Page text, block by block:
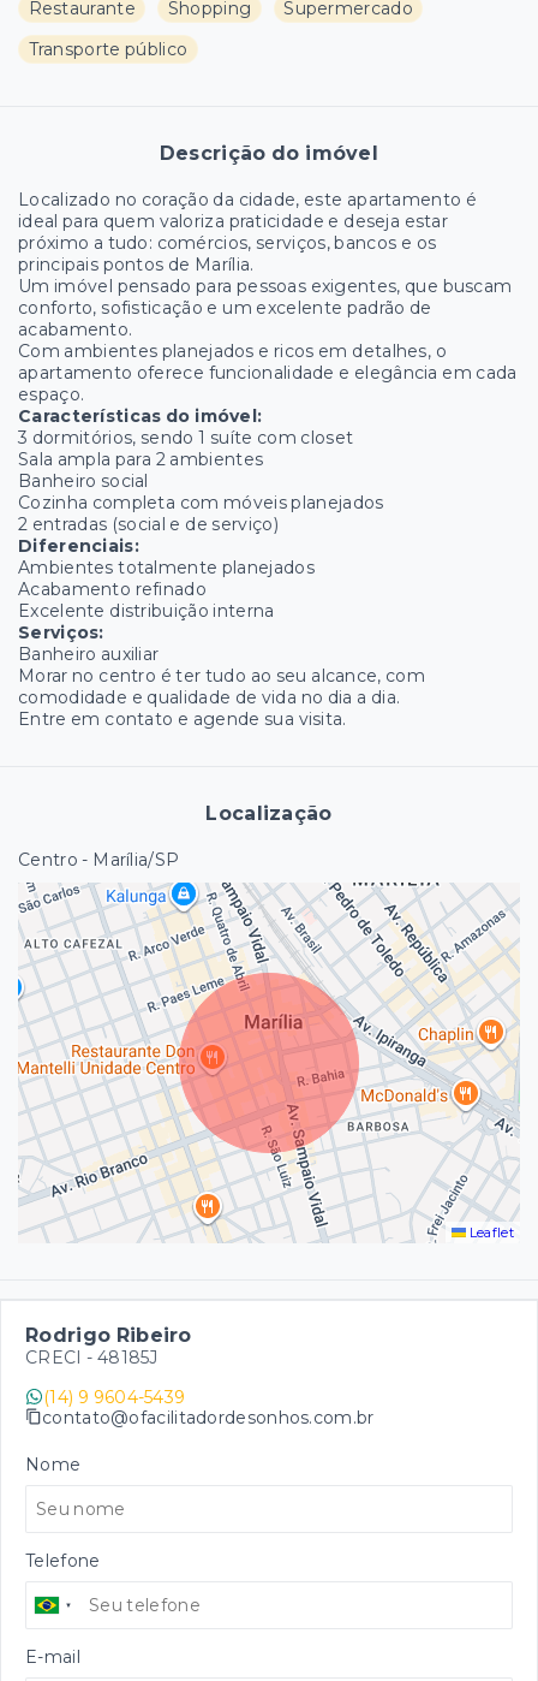
Restaurante
Shopping
Supermercado
Transporte público
Descrição do imóvel
Localizado no coração da cidade, este apartamento é
ideal para quem valoriza praticidade e deseja estar
próximo a tudo: comércios, serviços, bancos e os
principais pontos de Marília.
Um imóvel pensado para pessoas exigentes, que buscam
conforto, sofisticação e um excelente padrão de
acabamento.
Com ambientes planejados e ricos em detalhes, o
apartamento oferece funcionalidade e elegância em cada
espaço.
Características do imóvel:
3 dormitórios, sendo 1 suíte com closet
Sala ampla para 2 ambientes
Banheiro social
Cozinha completa com móveis planejados
2 entradas (social e de serviço)
Diferenciais:
Ambientes totalmente planejados
Acabamento refinado
Excelente distribuição interna
Serviços:
Banheiro auxiliar
Morar no centro é ter tudo ao seu alcance, com
comodidade e qualidade de vida no dia a dia.
Entre em contato e agende sua visita.
Localização
Centro - Marília/SP
Leaflet
Rodrigo Ribeiro
CRECI - 48185J
(14) 9 9604-5439
contato@ofacilitadordesonhos.com.br
Nome
Telefone
E-mail